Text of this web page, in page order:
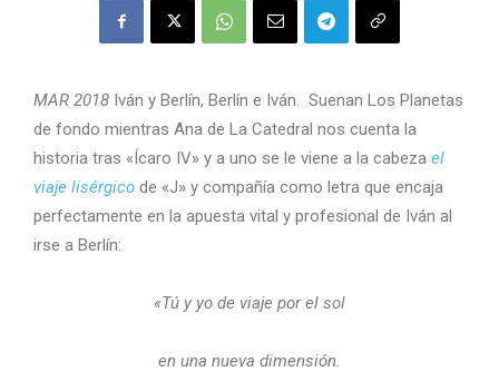
MAR 2018 Iván y Berlín, Berlín e Iván. Suenan Los Planetas
de fondo mientras Ana de La Catedral nos cuenta la
historia tras «Ícaro IV» y a uno se le viene a la cabeza el
viaje lisérgico de «J» y compañía como letra que encaja
perfectamente en la apuesta vital y profesional de Iván al
irse a Berlín:
«Tú y yo de viaje por el sol
en una nueva dimensión.